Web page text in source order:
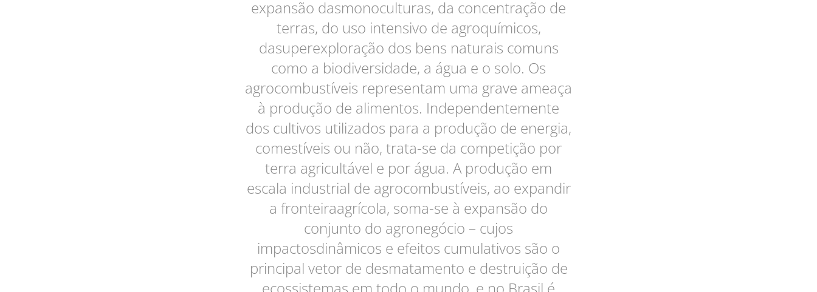
expansão dasmonoculturas, da concentração de
terras, do uso intensivo de agroquímicos,
dasuperexploração dos bens naturais comuns
como a biodiversidade, a água e o solo. Os
agrocombustíveis representam uma grave ameaça
à produção de alimentos. Independentemente
dos cultivos utilizados para a produção de energia,
comestíveis ou não, trata-se da competição por
terra agricultável e por água. A produção em
escala industrial de agrocombustíveis, ao expandir
a fronteiraagrícola, soma-se à expansão do
conjunto do agronegócio – cujos
impactosdinâmicos e efeitos cumulativos são o
principal vetor de desmatamento e destruição de